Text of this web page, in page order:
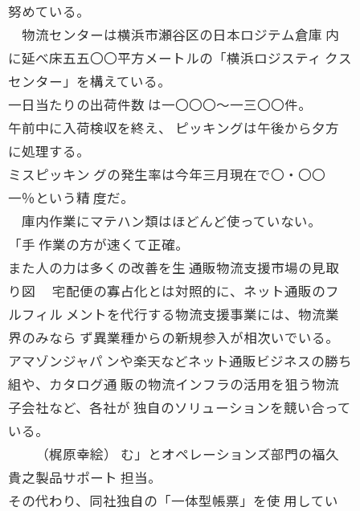
努めている。
物流センターは横浜市瀬谷区の日本ロジテム倉庫 内
に延べ床五五〇〇平方メートルの「横浜ロジスティ クス
センター」を構えている。
一日当たりの出荷件数 は一〇〇〇〜一三〇〇件。
午前中に入荷検収を終え、 ピッキングは午後から夕方
に処理する。
ミスピッキン グの発生率は今年三月現在で〇・〇〇
一％という精 度だ。
庫内作業にマテハン類はほどんど使っていない。
「手 作業の方が速くて正確。
また人の力は多くの改善を生 通販物流支援市場の見取
り図 宅配便の寡占化とは対照的に、ネット通販のフ
ルフィル メントを代行する物流支援事業には、物流業
界のみなら ず異業種からの新規参入が相次いでいる。
アマゾンジャパ ンや楽天などネット通販ビジネスの勝ち
組や、カタログ通 販の物流インフラの活用を狙う物流
子会社など、各社が 独自のソリューションを競い合って
いる。
（梶原幸絵） む」とオペレーションズ部門の福久
貴之製品サポート 担当。
その代わり、同社独自の「一体型帳票」を使 用してい